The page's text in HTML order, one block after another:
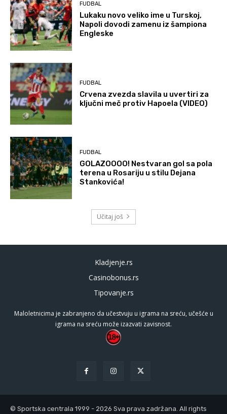
FUDBAL
Lukaku novo veliko ime u Turskoj,
Napoli dovodi zamenu iz šampiona
Engleske
FUDBAL
Crvena zvezda slavila u uvertiri za
ključni meč protiv Hapoela (VIDEO)
FUDBAL
GOLAZOOOO! Nestvaran gol sa pola
terena u Rosariju u stilu Dejana
Stankovića!
Učitaj još
Kladjenje.rs
Casinobonus.rs
Tipovanje.rs
Maloletnicima je zabranjeno da učestvuju u igrama na sreću, učešće u
igrama na sreću može izazvati zavisnost.
© Sportska centrala 1999 - 2026 Sva prava zadržana. All rights